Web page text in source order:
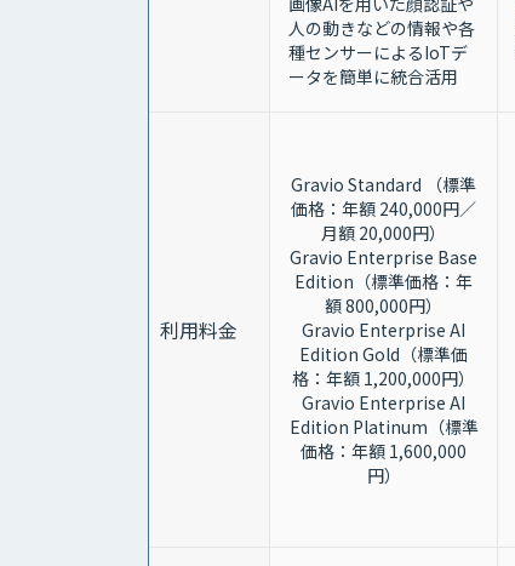
人の動きなどの情報や各
種センサーによるIoTデ
ータを簡単に統合活用
利用料金
Gravio Standard （標準
価格：年額 240,000円／
月額 20,000円）
Gravio Enterprise Base
Edition（標準価格：年
額 800,000円）
Gravio Enterprise AI
Edition Gold（標準価
格：年額 1,200,000円）
Gravio Enterprise AI
Edition Platinum（標準
価格：年額 1,600,000
円）